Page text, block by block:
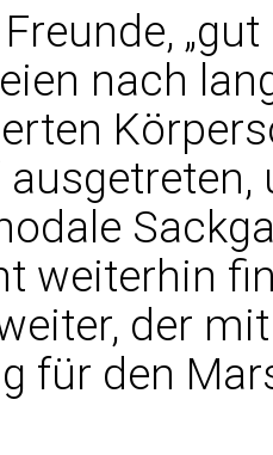
nach
weiterhin
der
für den